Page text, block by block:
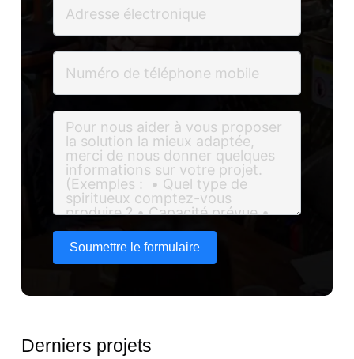
Soumettre le formulaire
Derniers projets